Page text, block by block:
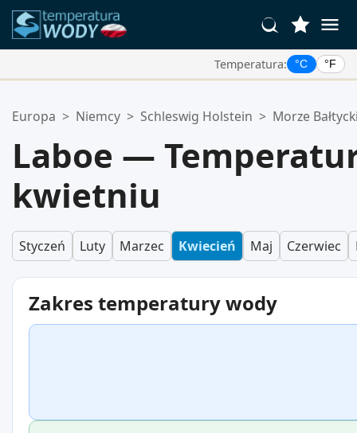
Temperatura: °C °F
Twoja lista ulubionych jest pusta.
Europa > Niemcy > Schleswig Holstein > Morze
Laboe —
kwietniu
Styczeń Luty Marzec Kwiecień Maj Czerwiec
Zakres temperatury wody